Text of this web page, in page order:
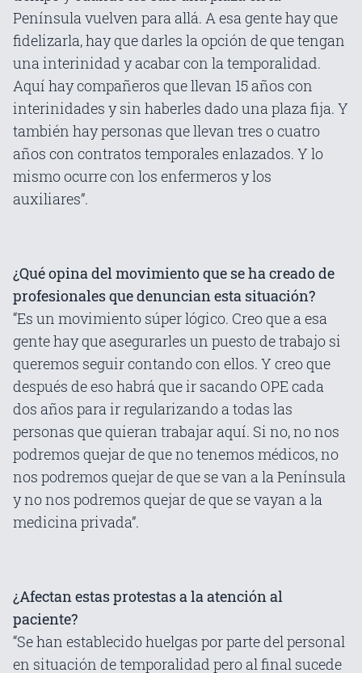
Península vuelven para allá. A esa gente hay que
fidelizarla, hay que darles la opción de que tengan
una interinidad y acabar con la temporalidad.
Aquí hay compañeros que llevan 15 años con
interinidades y sin haberles dado una plaza fija. Y
también hay personas que llevan tres o cuatro
años con contratos temporales enlazados. Y lo
mismo ocurre con los enfermeros y los
auxiliares”.
¿Qué opina del movimiento que se ha creado de
profesionales que denuncian esta situación?
“Es un movimiento súper lógico. Creo que a esa
gente hay que asegurarles un puesto de trabajo si
queremos seguir contando con ellos. Y creo que
después de eso habrá que ir sacando OPE cada
dos años para ir regularizando a todas las
personas que quieran trabajar aquí. Si no, no nos
podremos quejar de que no tenemos médicos, no
nos podremos quejar de que se van a la Península
y no nos podremos quejar de que se vayan a la
medicina privada”.
¿Afectan estas protestas a la atención al
paciente?
“Se han establecido huelgas por parte del personal
en situación de temporalidad pero al final sucede